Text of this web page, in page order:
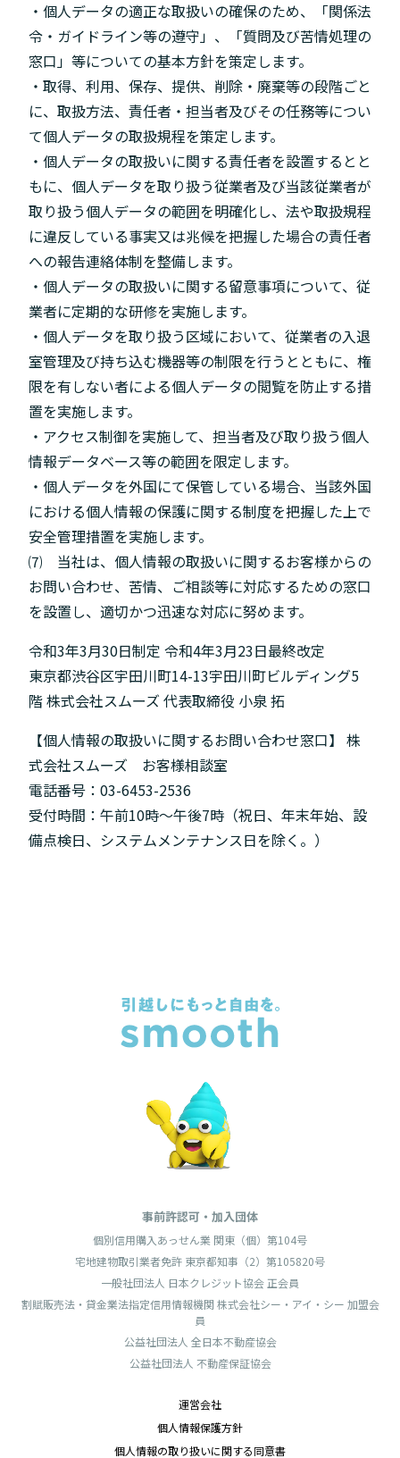
・個人データの適正な取扱いの確保のため、「関係法
令・ガイドライン等の遵守」、「質問及び苦情処理の
窓口」等についての基本方針を策定します。
・取得、利用、保存、提供、削除・廃棄等の段階ごと
に、取扱方法、責任者・担当者及びその任務等につい
て個人データの取扱規程を策定します。
・個人データの取扱いに関する責任者を設置するとと
もに、個人データを取り扱う従業者及び当該従業者が
取り扱う個人データの範囲を明確化し、法や取扱規程
に違反している事実又は兆候を把握した場合の責任者
への報告連絡体制を整備します。
・個人データの取扱いに関する留意事項について、従
業者に定期的な研修を実施します。
・個人データを取り扱う区域において、従業者の入退
室管理及び持ち込む機器等の制限を行うとともに、権
限を有しない者による個人データの閲覧を防止する措
置を実施します。
・アクセス制御を実施して、担当者及び取り扱う個人
情報データベース等の範囲を限定します。
・個人データを外国にて保管している場合、当該外国
における個人情報の保護に関する制度を把握した上で
安全管理措置を実施します。
⑺ 当社は、個人情報の取扱いに関するお客様からの
お問い合わせ、苦情、ご相談等に対応するための窓口
を設置し、適切かつ迅速な対応に努めます。
令和3年3月30日制定 令和4年3月23日最終改定
東京都渋谷区宇田川町14-13宇田川町ビルディング5
階 株式会社スムーズ 代表取締役 小泉 拓
【個人情報の取扱いに関するお問い合わせ窓口】 株
式会社スムーズ お客様相談室
電話番号：03-6453-2536
受付時間：午前10時〜午後7時（祝日、年末年始、設
備点検日、システムメンテナンス日を除く。）
事前許認可・加入団体
個別信用購入あっせん業 関東（個）第104号
宅地建物取引業者免許 東京都知事（2）第105820号
一般社団法人 日本クレジット協会 正会員
割賦販売法・貸金業法指定信用情報機関 株式会社シー・アイ・シー 加盟会
員
公益社団法人 全日本不動産協会
公益社団法人 不動産保証協会
運営会社
個人情報保護方針
個人情報の取り扱いに関する同意書